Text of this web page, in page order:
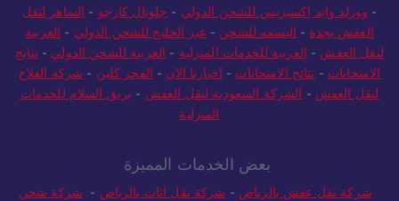
- وورلد وايد إكسبريس للشحن الدولي - جلوبال كارجو - الساهر لنقل
العفش بجدة - البسمه للشحن - عبر الخليج للشحن الدولي - العربية
لنقل العفش - العربية للخدمات المنزلية - العربية للشحن الدولي - نتايج
الامتحانات - نتائج الامتحانات - اخبارنا الان - الفجر كلين - شركة الفلاح
لنقل العفش - الشركة السعودية لنقل العفش - بريق السلام للخدمات
المنزلية
بعض الخدمات المميزة
شركة نقل عفش بالرياض - شركة نقل اثاث بالرياض - شركة شحن